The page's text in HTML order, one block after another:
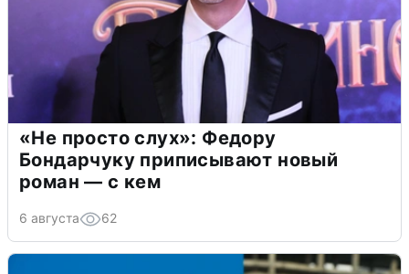
«Не просто слух»: Федору
Бондарчуку приписывают новый
роман — с кем
6 августа 62